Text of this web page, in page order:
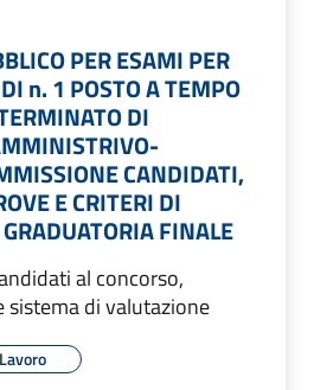
PER ESAMI PER
n. 1 POSTO A TEMPO
DI
CANDIDATI,
E CRITERI DI
FINALE
al concorso,
sistema di valutazione
Lavoro